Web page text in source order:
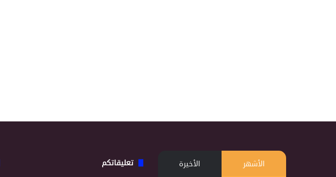
الأشهر الأخيرة تعليقاتكم